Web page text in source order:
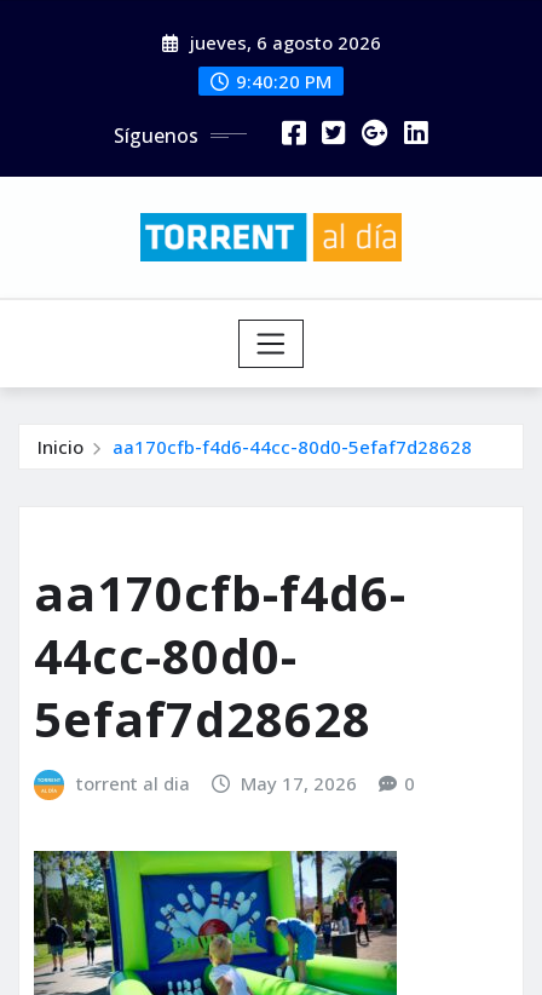
jueves, 6 agosto 2026
9:40:21 PM
Síguenos
Inicio aa170cfb-f4d6-44cc-80d0-5efaf7d28628
aa170cfb-f4d6-
44cc-80d0-
5efaf7d28628
torrent al dia May 17, 2026 0